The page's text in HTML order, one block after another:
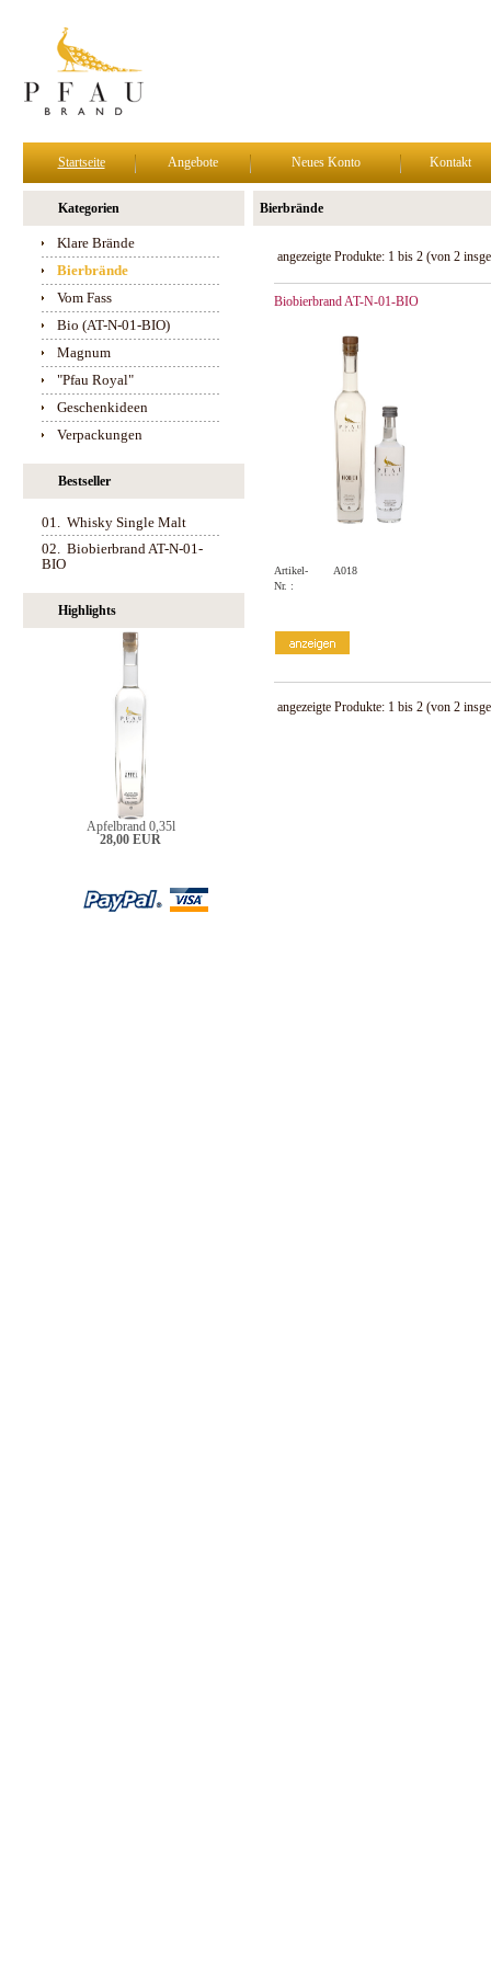
Startseite Angebote Neues Konto Kontakt
Kategorien
Klare Brände
Bierbrände
Vom Fass
Bio (AT-N-01-BIO)
Magnum
"Pfau Royal"
Geschenkideen
Verpackungen
Bestseller
01. Whisky Single Malt
02. Biobierbrand AT-N-01-
BIO
Highlights
Apfelbrand 0,35l
28,00 EUR
Bierbrände
angezeigte Produkte: 1 bis 2 (von 2
Biobierbrand AT-N-01-BIO
Artikel-
Nr. :
A018
angezeigte Produkte: 1 bis 2 (von 2